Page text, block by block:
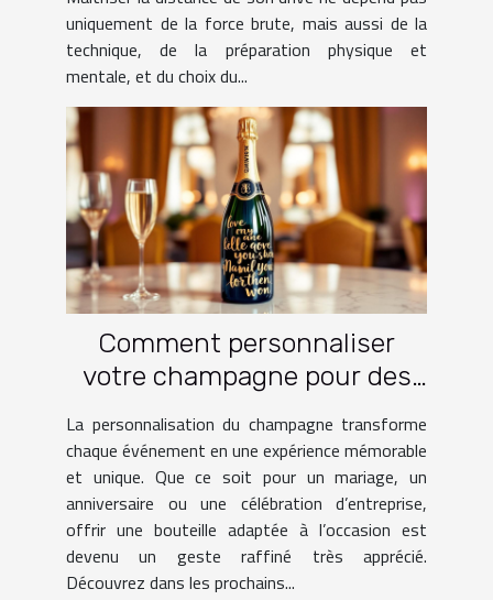
uniquement de la force brute, mais aussi de la
technique, de la préparation physique et
mentale, et du choix du...
Comment personnaliser
votre champagne pour des
La personnalisation du champagne transforme
chaque événement en une expérience mémorable
et unique. Que ce soit pour un mariage, un
anniversaire ou une célébration d’entreprise,
offrir une bouteille adaptée à l’occasion est
devenu un geste raffiné très apprécié.
Découvrez dans les prochains...